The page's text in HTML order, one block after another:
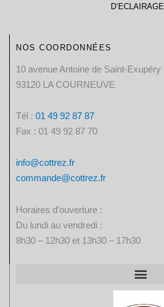
D’ECLAIRAGE
NOS COORDONNÉES
10 avenue Antoine de Saint-Exupéry
93120 LA COURNEUVE
Tél : 01 49 92 87 87​
Fax : 01 49 92 87 70
info@cottrez.fr
commande@cottrez.fr
Horaires d’ouverture :
Du lundi au vendredi :
8h30 – 12h30 et 13h30 – 17h30